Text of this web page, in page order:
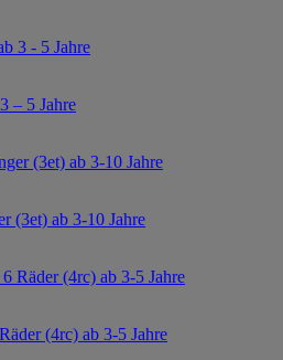
– 5 Jahre
(3et) ab 3-10 Jahre
(4rc) ab 3-5 Jahre